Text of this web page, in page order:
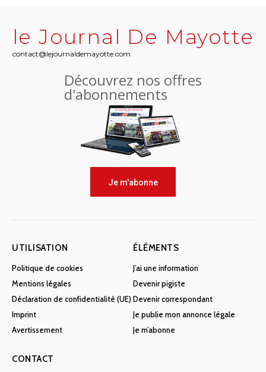
le Journal De Mayotte
contact@lejournaldemayotte.com
Découvrez nos offres
d'abonnements
Je m'abonne
UTILISATION
Politique de cookies
Mentions légales
Déclaration de confidentialité (UE)
Imprint
Avertissement
ÉLÉMENTS
J’ai une information
Devenir pigiste
Devenir correspondant
Je publie mon annonce légale
Je m’abonne
CONTACT